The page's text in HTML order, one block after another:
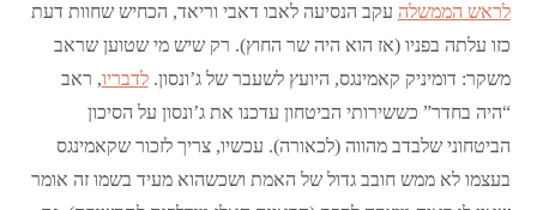
לראש הממשלה עקב הנסיעה לאבו דאבי וריאד, הכחיש שחוות דעת
כזו עלתה בפניו (אז הוא היה שר החוץ). רק שיש מי שטוען שראב
משקר: דומיניק קאמינגס, היועץ לשעבר של ג’ונסון.לדבריו, ראב
“היה בחדר” כששירותי הביטחון עדכנו את ג’ונסון על הסיכון
הביטחוני שלבדב מהווה (לכאורה). עכשיו, צריך לזכור שקאמינגס
בעצמו לא ממש חובב גדול של האמת ושכשהוא מעיד בשמו זה אומר